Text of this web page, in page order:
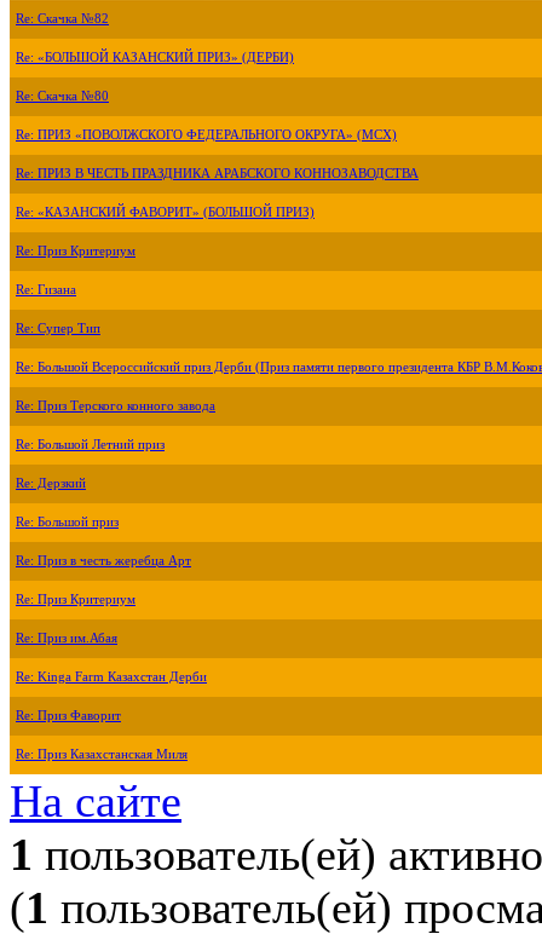
Re: Скачка №82
Re: «БОЛЬШОЙ КАЗАНСКИЙ ПРИЗ» (ДЕРБИ)
Re: Скачка №80
Re: ПРИЗ «ПОВОЛЖСКОГО ФЕДЕРАЛЬНОГО ОКРУГА» (МСХ)
Re: ПРИЗ В ЧЕСТЬ ПРАЗДНИКА АРАБСКОГО КОННОЗАВОДСТВА
Re: «КАЗАНСКИЙ ФАВОРИТ» (БОЛЬШОЙ ПРИЗ)
Re: Приз Критериум
Re: Гизана
Re: Супер Тип
Re: Большой Всероссийский приз Дерби (Приз памяти первого президента КБР
Re: Приз Терского конного завода
Re: Большой Летний приз
Re: Дерзкий
Re: Большой приз
Re: Приз в честь жеребца Арт
Re: Приз Критериум
Re: Приз им.Абая
Re: Kinga Farm Казахстан Дерби
Re: Приз Фаворит
Re: Приз Казахстанская Миля
На сайте
1 пользователь(ей) активно
(1 пользователь(ей)